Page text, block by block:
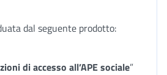
dal seguente prodotto:
di accesso all’APE sociale”